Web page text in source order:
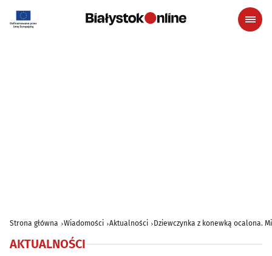
Strona główna Wiadomości Aktualności Dziewczynka z konewką ocalona.
AKTUALNOŚCI